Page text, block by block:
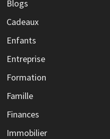
Blogs
Cadeaux
Enfants
Entreprise
Formation
Famille
Finances
Immobilier